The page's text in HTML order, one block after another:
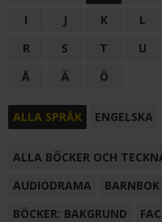
I
J K L
R
S T U
Å
Ä Ö
ALLA SPRÅK ENGELSKA
ALLA BÖCKER OCH
AUDIODRAMA
BARNBOK
BÖCKER: BAKGRUND